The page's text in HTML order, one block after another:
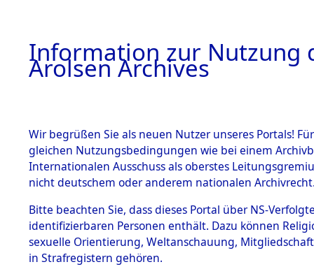
BESTÄNDE
1.
Inhaftierungsdoku
mente
1.2.9 Beim ITS
verwahrte
4Akten
FLORIAN
Information zur Nutzung
Arolsen Archives
Wir begrüßen Sie als neuen Nutzer unseres Portals!
gleichen Nutzungsbedingungen wie bei einem
Internationalen Ausschuss als oberstes
nicht deutschem oder anderem nationalen
Bitte beachten Sie, dass dieses Portal über NS-
identifizierbaren Personen enthält. Dazu können
sexuelle Orientierung, Weltanschauung,
in Strafregistern gehören.